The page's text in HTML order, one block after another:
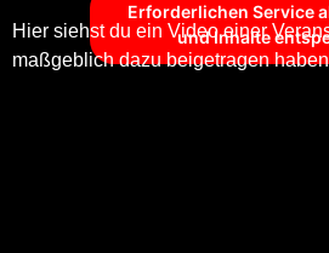
Erforderlichen Service
und Inhalte
Hier siehst du ein Video einer
maßgeblich dazu beigetragen